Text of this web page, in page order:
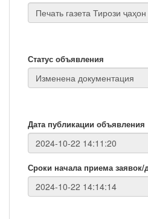
Статус объявления
Дата публикации объявления
Сроки начала приема заявок/